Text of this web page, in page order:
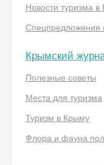
Новости туризма
Спецпредложения
Крымский
Полезные советы
Места для туризма
Туризм в Крыму
Флора и фауна